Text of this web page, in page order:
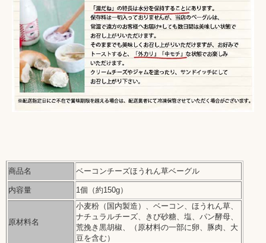
商品名 ベーコンチーズほうれん草ベーグル
内容量 1個（約150g）
原材料名
小麦粉（国内製造）、ベーコン、ほうれん草、
ナチュラルチーズ、きび砂糖、塩、パン酵母、
荒挽き黒胡椒、（原材料の一部に卵、豚肉、大
豆を含む）